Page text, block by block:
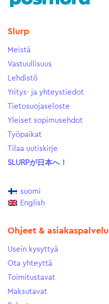
Slurp
Meistä
Vastuullisuus
Lehdistö
Yritys- ja yhteystiedot
Tietosuojaseloste
Yleiset sopimusehdot
Työpaikat
Tilaa uutiskirje
SLURPが日本へ！
suomi
English
Ohjeet & asiakaspalvelu
Usein kysyttyä
Ota yhteyttä
Toimitustavat
Maksutavat